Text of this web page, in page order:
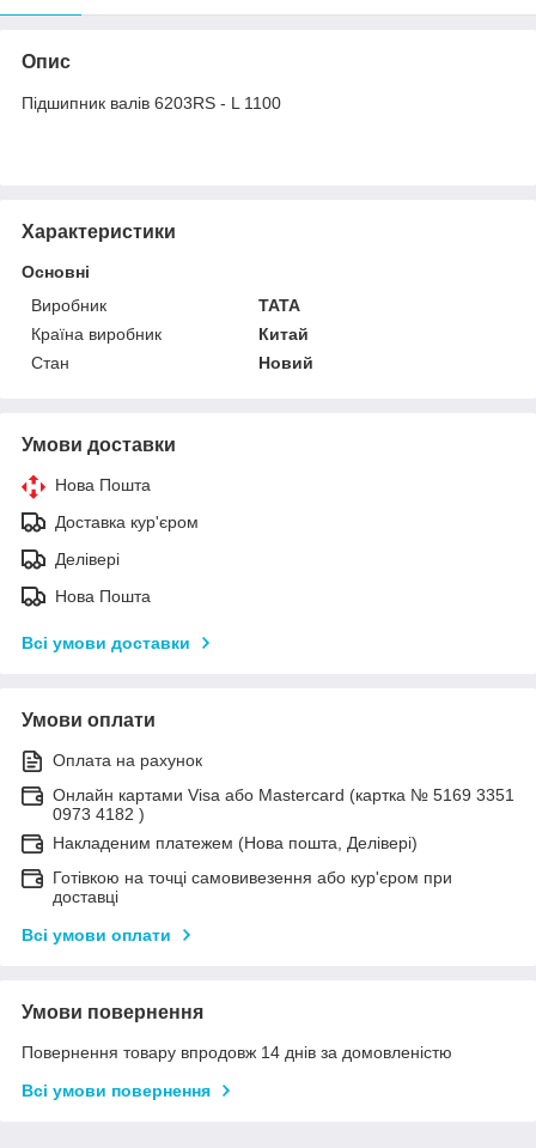
Опис
Підшипник валів 6203RS - L 1100
Характеристики
Основні
Виробник
TATA
Країна виробник
Китай
Стан
Новий
Умови доставки
Нова Пошта
Доставка кур'єром
Делівері
Нова Пошта
Всі умови доставки
Умови оплати
Оплата на рахунок
Онлайн картами Visa або Mastercard (картка № 5169 3351
0973 4182 )
Накладеним платежем (Нова пошта, Делівері)
Готівкою на точці самовивезення або кур'єром при
доставці
Всі умови оплати
Умови повернення
Повернення товару впродовж 14 днів за домовленістю
Всі умови повернення